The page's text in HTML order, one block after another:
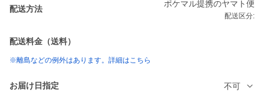
配送方法
ポケマル提携のヤマト便
配送区分:
配送料金（送料）
※離島などの例外はあります。詳細はこちら
お届け日指定 不可